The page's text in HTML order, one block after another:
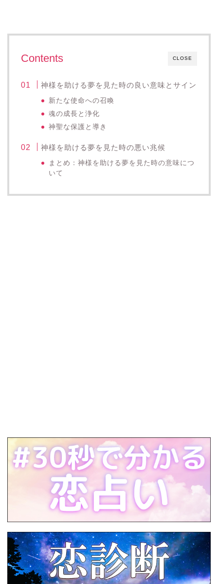
CLOSE
Contents
神様を助ける夢を見た時の良い意味とサイン
新たな使命への召喚
魂の成長と浄化
神聖な保護と導き
神様を助ける夢を見た時の悪い兆候
まとめ：神様を助ける夢を見た時の意味につ
いて